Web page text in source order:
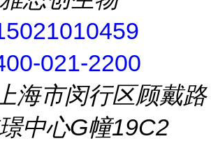
021-2200
海市闵行区顾戴路
中心G幢19C2